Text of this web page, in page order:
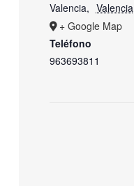
Valencia, Valencia
+ Google Map
Teléfono
963693811